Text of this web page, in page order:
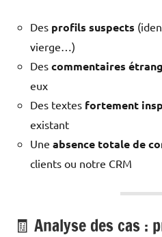
Des profils suspects
vierge…)
Des commentaires
eux
Des textes fortement
existant
Une absence totale de
clients ou notre CRM
🧾 Analyse des cas :